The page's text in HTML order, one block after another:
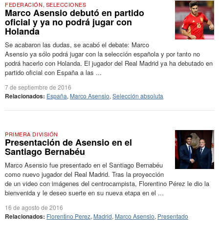
FEDERACIÓN, SELECCIONES
Marco Asensio debutó en partido
oficial y ya no podrá jugar con
Holanda
Se acabaron las dudas, se acabó el debate: Marco
Asensio ya sólo podrá jugar con la selección española y por tanto no
podrá hacerlo con Holanda. El jugador del Real Madrid ya ha debutado en
partido oficial con España a las ...
7 de septiembre de 2016
Relacionados: España, Marco Asensio, Selección absoluta
PRIMERA DIVISIÓN
Presentación de Asensio en el
Santiago Bernabéu
Marco Asensio fue presentado en el Santiago Bernabéu
como nuevo jugador del Real Madrid. Tras la proyección
de un video con imágenes del centrocampista, Florentino Pérez le dio la
bienvenida y le deseo suerte en su nueva etapa en el ...
16 de agosto de 2016
Relacionados: Florentino Perez, Madrid, Marco Asensio, Presentado